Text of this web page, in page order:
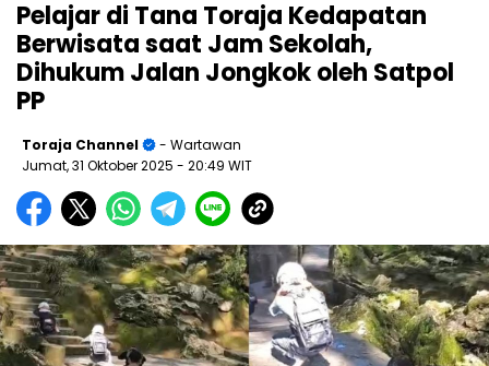
Pelajar di Tana Toraja Kedapatan
Berwisata saat Jam Sekolah,
Dihukum Jalan Jongkok oleh Satpol
PP
Toraja Channel
- Wartawan
Jumat, 31 Oktober 2025 - 20:49 WIT